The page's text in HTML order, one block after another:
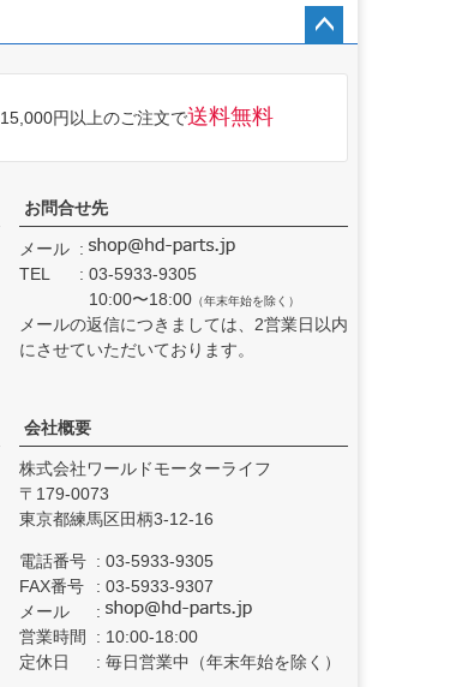
15,000円以上のご注文で送料無料
お問合せ先
メール
TEL
03-5933-9305
10:00〜18:00 （年末年始を除く）
メールの返信につきましては、2営業日以内
にさせていただいております。
会社概要
株式会社ワールドモーターライフ
179-0073
東京都練馬区田柄3-12-16
電話番号
03-5933-9305
FAX番号
03-5933-9307
メール
営業時間
10:00-18:00
定休日
毎日営業中（年末年始を除く）